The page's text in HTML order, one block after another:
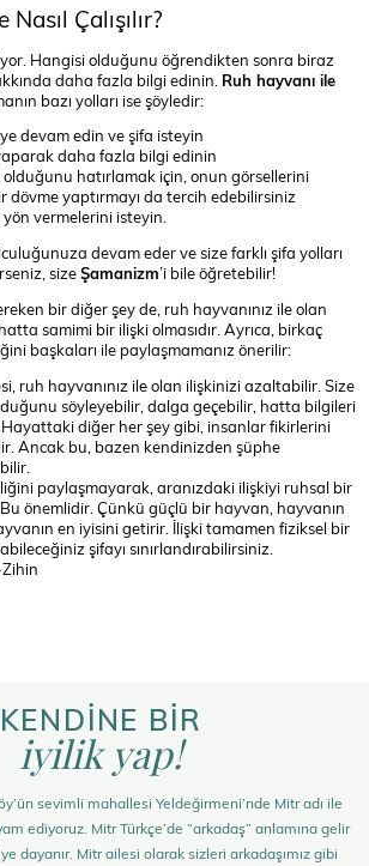
Çalışılır?
Hangisi olduğunu öğrendikten sonra biraz
daha fazla bilgi edinin. Ruh hayvanı ile
bazı yolları ise şöyledir:
devam edin ve şifa isteyin
daha fazla bilgi edinin
olduğunu hatırlamak için, onun görsellerini
dövme yaptırmayı da tercih edebilirsiniz
vermelerini isteyin.
devam eder ve size farklı şifa yolları
sizeŞamanizm’i bile öğretebilir!
bir diğer şey de, ruh hayvanınız ile olan
samimi bir ilişki olmasıdır. Ayrıca, birkaç
başkaları ile paylaşmamanız önerilir:
ruh hayvanınız ile olan ilişkinizi azaltabilir. Size
söyleyebilir, dalga geçebilir, hatta bilgileri
diğer her şey gibi, insanlar fikirlerini
Ancak bu, bazen kendinizden şüphe
paylaşmayarak, aranızdaki ilişkiyi ruhsal bir
önemlidir. Çünkü güçlü bir hayvan, hayvanın
en iyisini getirir. İlişki tamamen fiziksel bir
şifayı sınırlandırabilirsiniz.
KENDİNE BİR
iyilik yap!
sevimli mahallesi Yeldeğirmeni’nde Mitr adı ile
ediyoruz. Mitr Türkçe’de “arkadaş” anlamına gelir
dayanır. Mitr ailesi olarak sizleri arkadaşımız gibi